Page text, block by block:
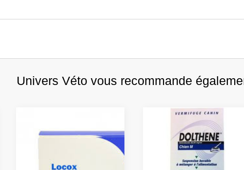
Univers Véto vous recommande